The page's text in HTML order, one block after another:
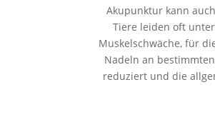
Akupunktur kann
Tiere leiden oft
Muskelschwäche, für
Nadeln an
reduziert und die